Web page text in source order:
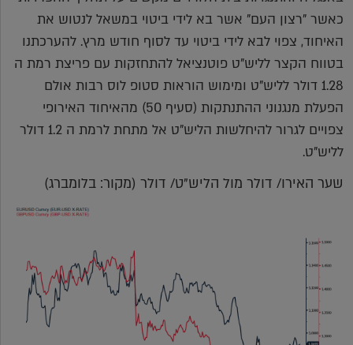
כאשר "רצון העם" אשר בא לידי ביטוי במשאל לנטוש את
האיחוד, צפוי לבא לידי ביטוי עד לסוף חודש מרץ. להערכתנו
בטווח הקצר לליש"ט פוטנציאל להתחזקות עם פריצת רמת ה
1.28 דולר לליש"ט ומימוש הוראות סטופ לוס רבות אולם
הפעלת מנגנוני ההתנתקות (סעיף 50) מהאיחוד האירופי
צפויים לגרור להיחלשות הליש"ט אל מתחת לרמת ה 1.2 דולר
לליש"ט.
שער האירו/ דולר מול הליש"ט/ דולר (מקור: בלומברג)